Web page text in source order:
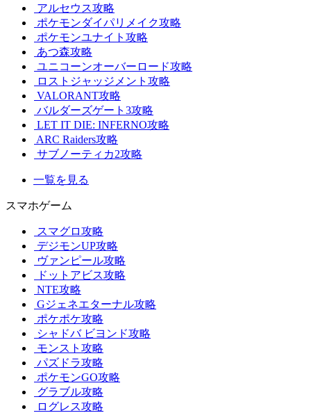
アルセウス攻略
ポケモンダイパリメイク攻略
ポケモンユナイト攻略
あつ森攻略
ユニコーンオーバーロード攻略
ロストジャッジメント攻略
VALORANT攻略
バルダーズゲート3攻略
LET IT DIE: INFERNO攻略
ARC Raiders攻略
サブノーティカ2攻略
一覧を見る
スマホゲーム
スマグロ攻略
デジモンUP攻略
ヴァンピール攻略
ドットアビス攻略
NTE攻略
Gジェネエターナル攻略
ポケポケ攻略
シャドバ ビヨンド攻略
モンスト攻略
パズドラ攻略
ポケモンGO攻略
グラブル攻略
ログレス攻略